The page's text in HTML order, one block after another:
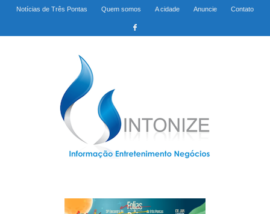
Notícias de Três Pontas Quem somos A cidade Anuncie Contato